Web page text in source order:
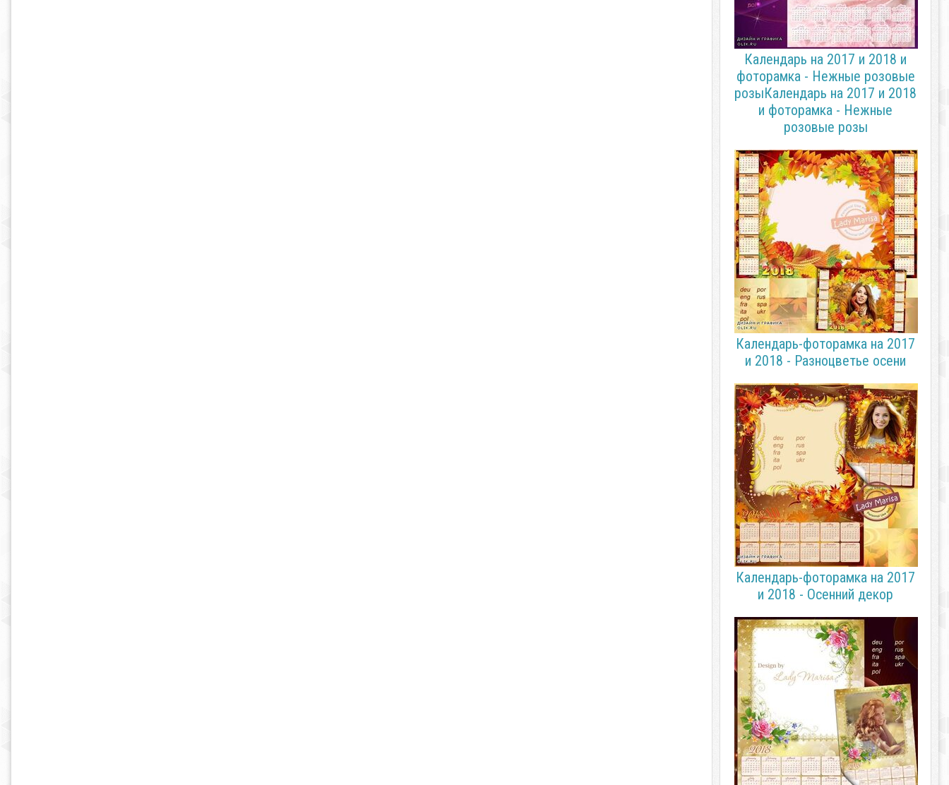
Календарь на 2017 и 2018 и
фоторамка - Нежные розовые
розыКалендарь на 2017 и 2018
и фоторамка - Нежные
розовые розы
Календарь-фоторамка на 2017
и 2018 - Разноцветье осени
Календарь-фоторамка на 2017
и 2018 - Осенний декор